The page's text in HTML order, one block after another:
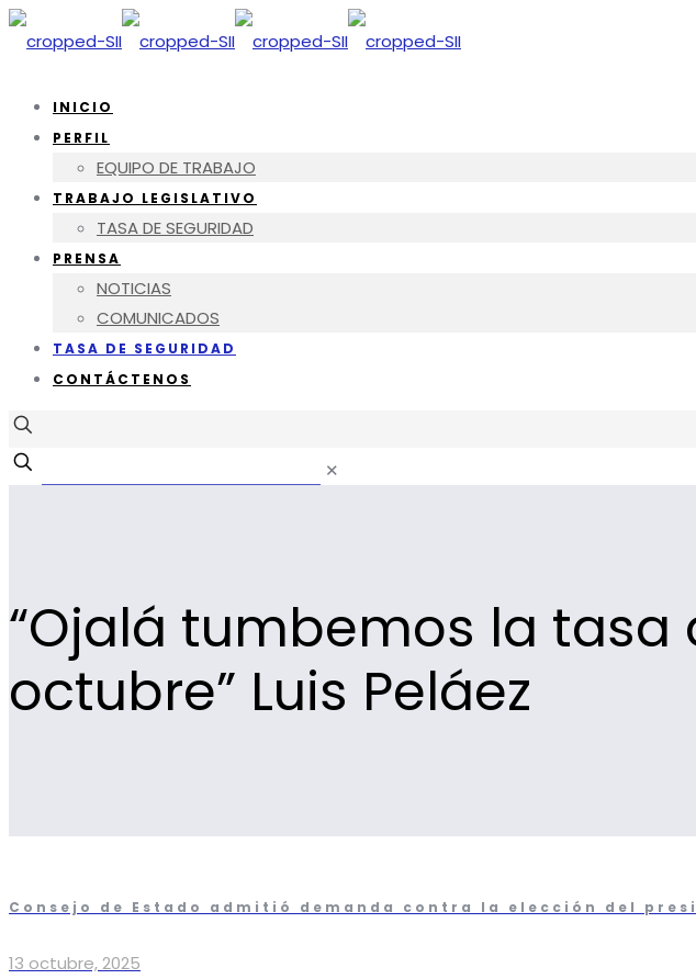
INICIO
PERFIL
EQUIPO DE TRABAJO
TRABAJO LEGISLATIVO
TASA DE SEGURIDAD
PRENSA
NOTICIAS
COMUNICADOS
TASA DE SEGURIDAD
CONTÁCTENOS
✕
“Ojalá tumbemos la tasa
octubre” Luis Peláez
Consejo de Estado admitió demanda contra la elección del
13 octubre, 2025